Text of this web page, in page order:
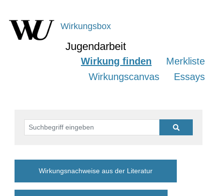
Wirkungsbox
Jugendarbeit
Wirkung finden
Merkliste
Wirkungscanvas
Essays
Suchbegriff eingeben (Suche auf Deutsch und Englisch
Wirkungsnachweise aus der Literatur